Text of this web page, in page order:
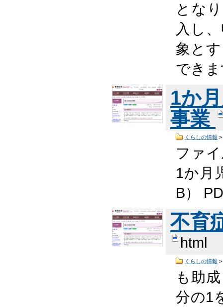
とな
入し
象と
でき
1か
事業
くらしの情報 >
ファ
1か月
B）
不育
html
くらしの情報 >
も助
分の1